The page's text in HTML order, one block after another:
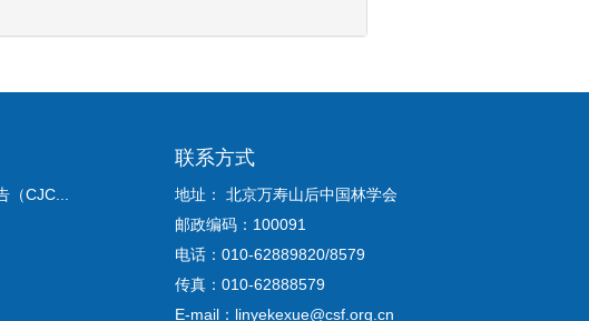
（CJC...
联系方式
地址： 北京万寿山后中国林学会
邮政编码：100091
电话：010-62889820/8579
传真：010-62888579
E-mail：linyekexue@csf.org.cn